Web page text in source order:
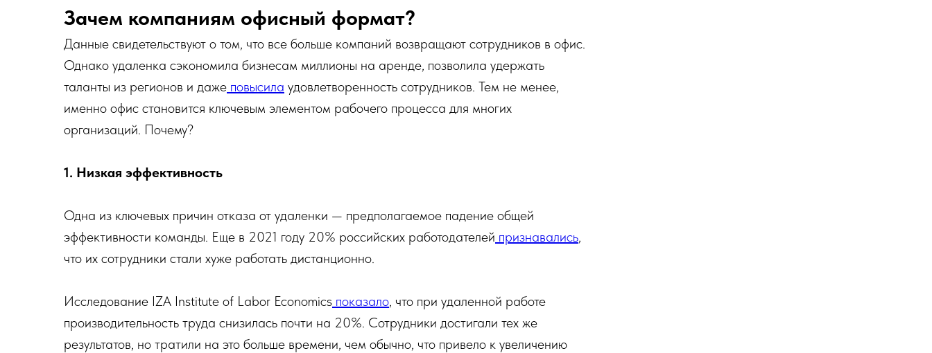
Зачем компаниям офисный формат?
Данные свидетельствуют о том, что все больше компаний возвращают сотрудников в офис.
Однако удаленка сэкономила бизнесам миллионы на аренде, позволила удержать
таланты из регионов и даже повысила удовлетворенность сотрудников. Тем не менее,
именно офис становится ключевым элементом рабочего процесса для многих
организаций. Почему?
1. Низкая эффективность
Одна из ключевых причин отказа от удаленки — предполагаемое падение общей
эффективности команды. Еще в 2021 году 20% российских работодателей признавались,
что их сотрудники стали хуже работать дистанционно.
Исследование IZA Institute of Labor Economics показало, что при удаленной работе
производительность труда снизилась почти на 20%. Сотрудники достигали тех же
результатов, но тратили на это больше времени, чем обычно, что привело к увеличению